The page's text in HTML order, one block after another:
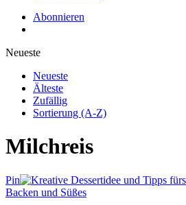
Abonnieren
Neueste
Neueste
Älteste
Zufällig
Sortierung (A-Z)
Milchreis
Pin
Backen und Süßes